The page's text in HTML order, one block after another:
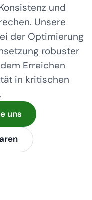
und
Unsere
der Optimierung
robuster
Erreichen
in kritischen
uns